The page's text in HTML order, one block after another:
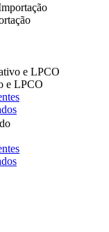
e LPCO
e LPCO